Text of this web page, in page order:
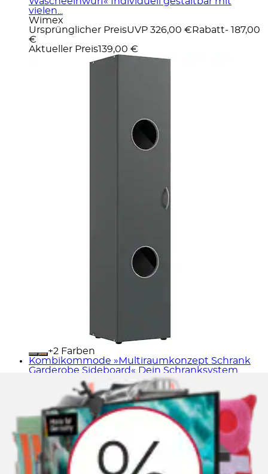
vielen...
Wimex
Ursprünglicher PreisUVP 326,00 € Rabatt- 187,00
€
Aktueller Preis139,00 €
+
Farben
Kombikommode »Multiraumkonzept Schrank
Garderobe Sideboard« Dein Schranksystem...
Ursprünglicher PreisUVP 377,00 € Rabatt
Aktueller Preis
129,34 €